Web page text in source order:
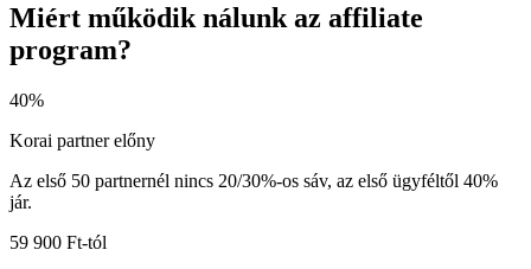
Miért működik nálunk az affiliate
program?
40%
Korai partner előny
Az első 50 partnernél nincs 20/30%-os sáv, az első ügyféltől 40%
jár.
59 900 Ft-tól